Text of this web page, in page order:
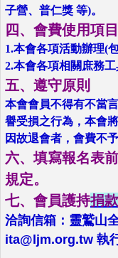
子營、普仁獎 等)。
四、會費使用項目
1.本會各項活動辦理(
2.本會各項相關庶務
五、遵守原則
本會會員不得有不當
譽受損之行為，本會
因故退會者，會費不
六、填寫報名表
規定。
七、會員護持捐
洽詢信箱：靈鷲山
ita@ljm.org.tw 執